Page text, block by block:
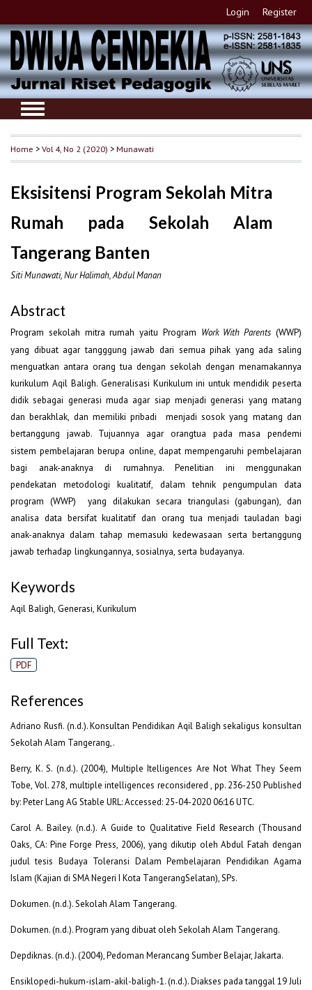
Login Register
Home >Vol 4, No 2 (2020) >Munawati
Eksisitensi Program Sekolah Mitra
Rumah pada Sekolah Alam
Tangerang Banten
Siti Munawati, Nur Halimah, Abdul Manan
Abstract
Program sekolah mitra rumah yaitu Program Work With Parents (WWP)
yang dibuat agar tangggung jawab dari semua pihak yang ada saling
menguatkan antara orang tua dengan sekolah dengan menamakannya
kurikulum Aqil Baligh. Generalisasi Kurikulum ini untuk mendidik peserta
didik sebagai generasi muda agar siap menjadi generasi yang matang
dan berakhlak, dan memiliki pribadi menjadi sosok yang matang dan
bertanggung jawab. Tujuannya agar orangtua pada masa pendemi
sistem pembelajaran berupa online, dapat mempengaruhi pembelajaran
bagi anak-anaknya di rumahnya. Penelitian ini menggunakan
pendekatan metodologi kualitatif, dalam tehnik pengumpulan data
program (WWP) yang dilakukan secara triangulasi (gabungan), dan
analisa data bersifat kualitatif dan orang tua menjadi tauladan bagi
anak-anaknya dalam tahap memasuki kedewasaan serta bertanggung
jawab terhadap lingkungannya, sosialnya, serta budayanya.
Keywords
Aqil Baligh, Generasi, Kurikulum
Full Text:
PDF
References
Adriano Rusfi. (n.d.). Konsultan Pendidikan Aqil Baligh sekaligus konsultan
Sekolah Alam Tangerang,.
Berry, K. S. (n.d.). (2004), Multiple Itelligences Are Not What They Seem
Tobe, Vol. 278, multiple intelligences reconsidered , pp. 236-250 Published
by: Peter Lang AG Stable URL: Accessed: 25-04-2020 06:16 UTC.
Carol A. Bailey. (n.d.). A Guide to Qualitative Field Research (Thousand
Oaks, CA: Pine Forge Press, 2006), yang dikutip oleh Abdul Fatah dengan
judul tesis Budaya Toleransi Dalam Pembelajaran Pendidikan Agama
Islam (Kajian di SMA Negeri I Kota TangerangSelatan), SPs.
Dokumen. (n.d.). Sekolah Alam Tangerang.
Dokumen. (n.d.). Program yang dibuat oleh Sekolah Alam Tangerang.
Depdiknas. (n.d.). (2004), Pedoman Merancang Sumber Belajar, Jakarta.
Ensiklopedi-hukum-islam-akil-baligh-1. (n.d.). Diakses pada tanggal 19 Juli